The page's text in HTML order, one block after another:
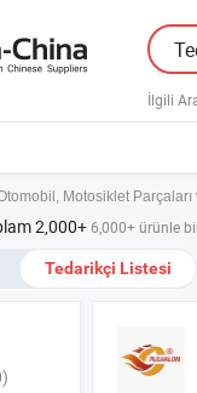
İlgili
Motosiklet Parçaları
2,000+ 6,000+ ürünle
Tedarikçi Listesi